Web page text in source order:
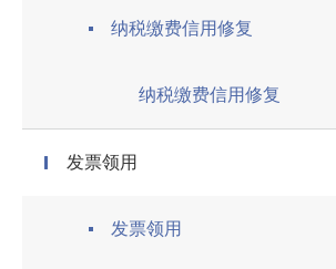
纳税缴费信用修复
纳税缴费信用修复
发票领用
发票领用